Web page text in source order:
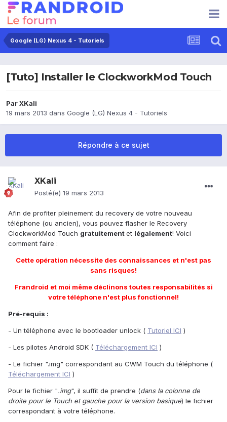
Google (LG) Nexus 4 - Tutoriels
[Tuto] Installer le ClockworkMod Touch
ParXKali
19 mars 2013 dans Google (LG) Nexus 4 - Tutoriels
Répondre à ce sujet
XKali
Posté(e) 19 mars 2013
Afin de profiter pleinement du recovery de votre nouveau
téléphone (ou ancien), vous pouvez flasher le Recovery
ClockworkMod Touch gratuitementet légalement! Voici
comment faire :
Cette opération nécessite des connaissances et n'est pas
sans risques!
Frandroid et moi même déclinons toutes responsabilités si
votre téléphone n'est plus fonctionnel!
Pré-requis :
- Un téléphone avec le bootloader unlock ( Tutoriel ICI )
- Les pilotes Android SDK ( Téléchargement ICI )
- Le fichier ".img" correspondant au CWM Touch du téléphone (
Téléchargement ICI )
Pour le fichier ".img", il suffit de prendre (dans la colonne de
droite pour le Touch et gauche pour la version basique) le fichier
correspondant à votre téléphone.